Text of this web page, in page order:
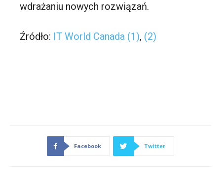
wdrażaniu nowych rozwiązań.
Źródło: IT World Canada (1), (2)
Facebook Twitter